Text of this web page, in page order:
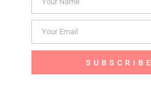
SUBSCRIBE